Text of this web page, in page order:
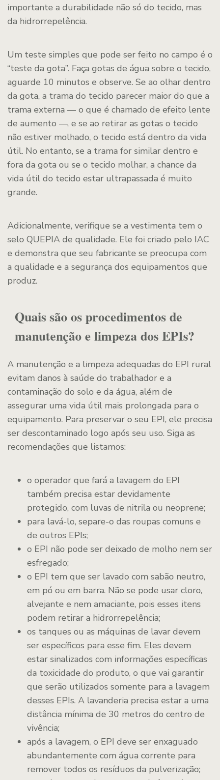
importante a durabilidade não só do tecido, mas
da hidrorrepelência.
Um teste simples que pode ser feito no campo é o
“teste da gota”. Faça gotas de água sobre o tecido,
aguarde 10 minutos e observe. Se ao olhar dentro
da gota, a trama do tecido parecer maior do que a
trama externa — o que é chamado de efeito lente
de aumento —, e se ao retirar as gotas o tecido
não estiver molhado, o tecido está dentro da vida
útil. No entanto, se a trama for similar dentro e
fora da gota ou se o tecido molhar, a chance da
vida útil do tecido estar ultrapassada é muito
grande.
Adicionalmente, verifique se a vestimenta tem o
selo QUEPIA de qualidade. Ele foi criado pelo IAC
e demonstra que seu fabricante se preocupa com
a qualidade e a segurança dos equipamentos que
produz.
Quais são os procedimentos de
manutenção e limpeza dos EPIs?
A manutenção e a limpeza adequadas do EPI rural
evitam danos à saúde do trabalhador e a
contaminação do solo e da água, além de
assegurar uma vida útil mais prolongada para o
equipamento. Para preservar o seu EPI, ele precisa
ser descontaminado logo após seu uso. Siga as
recomendações que listamos:
o operador que fará a lavagem do EPI
também precisa estar devidamente
protegido, com luvas de nitrila ou neoprene;
para lavá-lo, separe-o das roupas comuns e
de outros EPIs;
o EPI não pode ser deixado de molho nem ser
esfregado;
o EPI tem que ser lavado com sabão neutro,
em pó ou em barra. Não se pode usar cloro,
alvejante e nem amaciante, pois esses itens
podem retirar a hidrorrepelência;
os tanques ou as máquinas de lavar devem
ser específicos para esse fim. Eles devem
estar sinalizados com informações específicas
da toxicidade do produto, o que vai garantir
que serão utilizados somente para a lavagem
desses EPIs. A lavanderia precisa estar a uma
distância mínima de 30 metros do centro de
vivência;
após a lavagem, o EPI deve ser enxaguado
abundantemente com água corrente para
remover todos os resíduos da pulverização;